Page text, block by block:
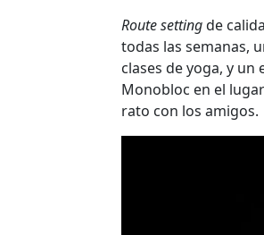
Route settingde
todas las semanas,
clases de yoga, y
Monobloc en el
rato con los amigos.